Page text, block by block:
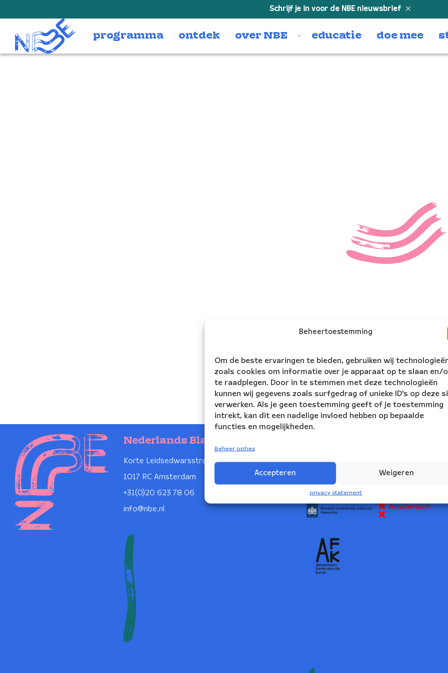
Beheertoestemming
Om de beste ervaringen te bieden, gebruiken wij
zoals cookies om informatie over je apparaat op te slaan en/
te raadplegen. Door in te stemmen met deze technologieën
kunnen wij gegevens zoals surfgedrag of unieke ID's op deze
verwerken. Als je geen toestemming geeft of je toestemming
intrekt, kan dit een nadelige invloed hebben op bepaalde
functies en mogelijkheden.
Beheer opties
Accepteren Weigeren
privacy statement
Schrijf je in voor de NBE nieuwsbrief
programma ontdek over NBE educatie doe mee
Nederlands Blazers Ensemble
Korte Leidsedwarsstraat 12
1017 RC Amsterdam
+31(0)20 623 78 06
info@nbe.nl
NBE wordt ondersteund door: